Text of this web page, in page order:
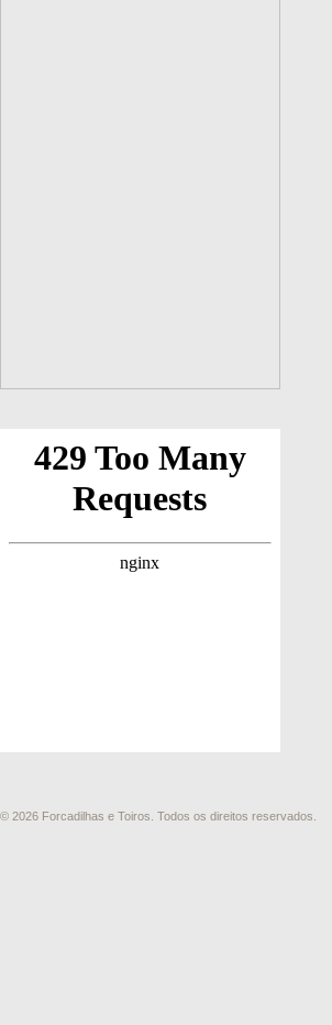
© 2026 Forcadilhas e Toiros. Todos os direitos reservados.